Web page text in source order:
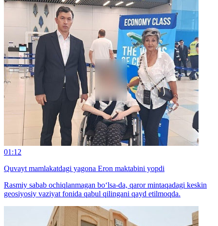
01:12
Quvayt mamlakatdagi yagona Eron maktabini yopdi
Rasmiy sabab ochiqlanmagan bo‘lsa-da, qaror mintaqadagi keskin
geosiyosiy vaziyat fonida qabul qilingani qayd etilmoqda.